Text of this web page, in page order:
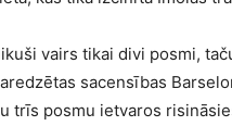
vairs tikai divi posmi,
sacensības
trīs posmu ietvaros